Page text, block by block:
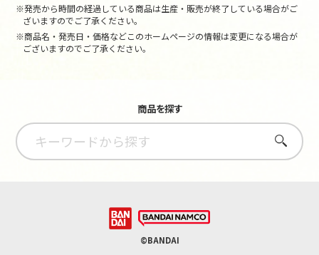
※発売から時間の経過している商品は生産・販売が終了している場合がご
ざいますのでご了承ください。
※商品名・発売日・価格などこのホームページの情報は変更になる場合が
ございますのでご了承ください。
商品を探す
さがす
©BANDAI